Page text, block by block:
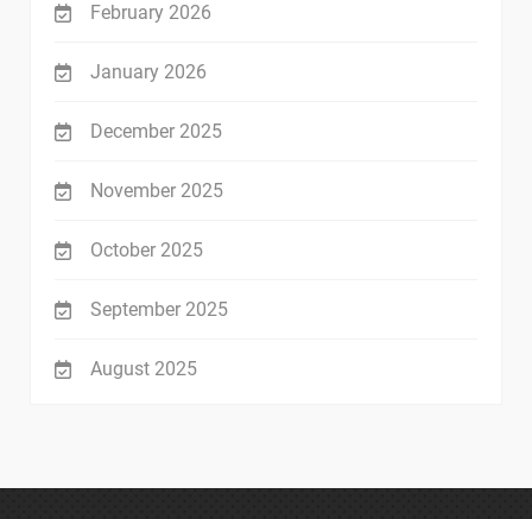
February 2026
January 2026
December 2025
November 2025
October 2025
September 2025
August 2025